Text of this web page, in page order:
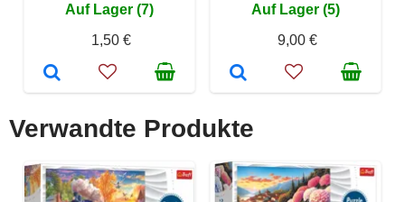
Auf Lager (7)
1,50 €
Auf Lager (5)
9,00 €
Verwandte Produkte